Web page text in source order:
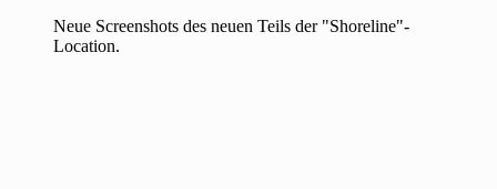
Neue Screenshots des neuen Teils der "Shoreline"-
Location.